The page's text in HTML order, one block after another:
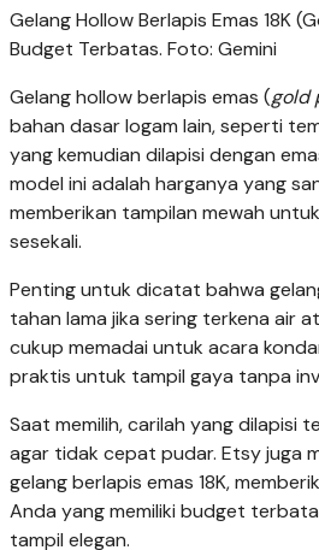
Gelang Hollow Berlapis Emas 18K
Budget Terbatas. Foto: Gemini
Gelang hollow berlapis emas (gold
bahan dasar logam lain, seperti
yang kemudian dilapisi dengan
model ini adalah harganya yang
memberikan tampilan mewah
sesekali.
Penting untuk dicatat bahwa
tahan lama jika sering terkena air
cukup memadai untuk acara
praktis untuk tampil gaya tanpa
Saat memilih, carilah yang dilapisi
agar tidak cepat pudar. Etsy juga
gelang berlapis emas 18K,
Anda yang memiliki budget
tampil elegan.